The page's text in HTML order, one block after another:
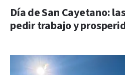
Día de San Cayetano:
pedir trabajo y